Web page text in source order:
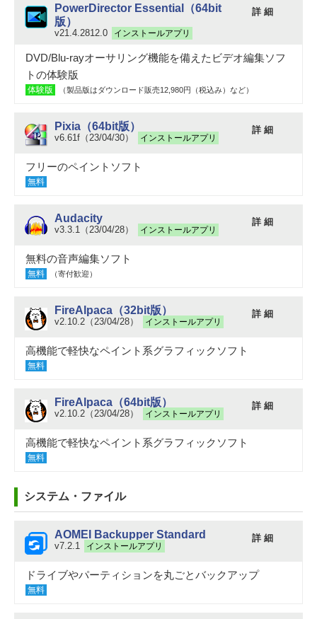
PowerDirector Essential（64bit
版）
v21.4.2812.0 インストールアプリ
詳 細
DVD/Blu-rayオーサリング機能を備えたビデオ編集ソフ
トの体験版
体験版 （製品版はダウンロード販売12,980円（税込み）など）
Pixia（64bit版）
v6.61f（23/04/30） インストールアプリ
詳 細
フリーのペイントソフト
無料
Audacity
v3.3.1（23/04/28） インストールアプリ
詳 細
無料の音声編集ソフト
無料 （寄付歓迎）
FireAlpaca（32bit版）
v2.10.2（23/04/28） インストールアプリ
詳 細
高機能で軽快なペイント系グラフィックソフト
無料
FireAlpaca（64bit版）
v2.10.2（23/04/28） インストールアプリ
詳 細
高機能で軽快なペイント系グラフィックソフト
無料
システム・ファイル
AOMEI Backupper Standard
v7.2.1 インストールアプリ
詳 細
ドライブやパーティションを丸ごとバックアップ
無料